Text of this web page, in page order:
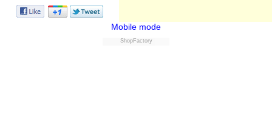
Mobile mode
ShopFactory